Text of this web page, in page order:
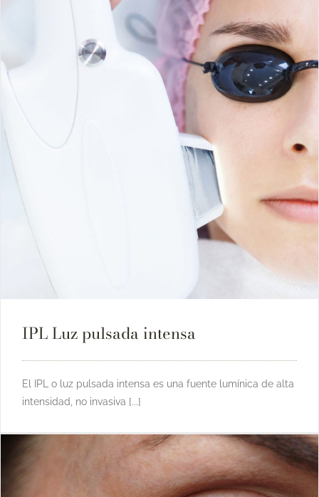
IPL Luz pulsada intensa
El IPL o luz pulsada intensa es una fuente lumínica de alta
intensidad, no invasiva [...]